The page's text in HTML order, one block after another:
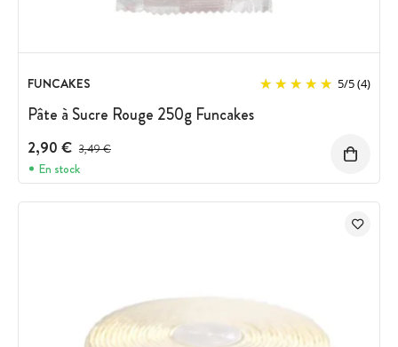
FUNCAKES 5/5(4)
Pâte à Sucre Rouge 250g Funcakes
2,90 € Prix avant réduction :
3,49 €
En stock